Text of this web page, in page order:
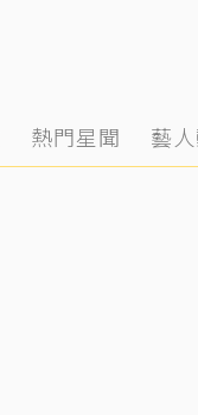
熱門星聞 藝